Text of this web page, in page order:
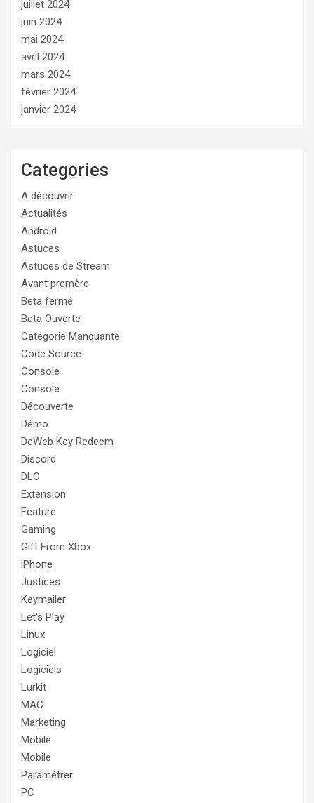
juillet 2024
juin 2024
mai 2024
avril 2024
mars 2024
février 2024
janvier 2024
Categories
A découvrir
Actualités
Android
Astuces
Astuces de Stream
Avant premère
Beta fermé
Beta Ouverte
Catégorie Manquante
Code Source
Console
Console
Découverte
Démo
DeWeb Key Redeem
Discord
DLC
Extension
Feature
Gaming
Gift From Xbox
iPhone
Justices
Keymailer
Let's Play
Linux
Logiciel
Logiciels
Lurkit
MAC
Marketing
Mobile
Mobile
Paramétrer
PC